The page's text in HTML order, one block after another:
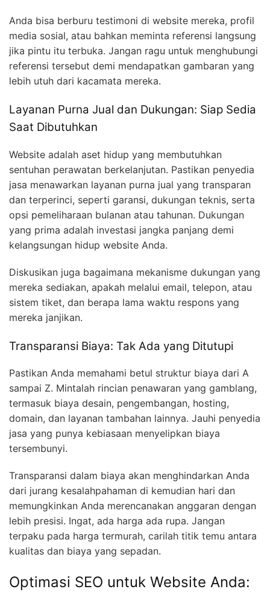
Anda bisa berburu testimoni di website mereka, profil
media sosial, atau bahkan meminta referensi langsung
jika pintu itu terbuka. Jangan ragu untuk menghubungi
referensi tersebut demi mendapatkan gambaran yang
lebih utuh dari kacamata mereka.
Layanan Purna Jual dan Dukungan: Siap Sedia
Saat Dibutuhkan
Website adalah aset hidup yang membutuhkan
sentuhan perawatan berkelanjutan. Pastikan penyedia
jasa menawarkan layanan purna jual yang transparan
dan terperinci, seperti garansi, dukungan teknis, serta
opsi pemeliharaan bulanan atau tahunan. Dukungan
yang prima adalah investasi jangka panjang demi
kelangsungan hidup website Anda.
Diskusikan juga bagaimana mekanisme dukungan yang
mereka sediakan, apakah melalui email, telepon, atau
sistem tiket, dan berapa lama waktu respons yang
mereka janjikan.
Transparansi Biaya: Tak Ada yang Ditutupi
Pastikan Anda memahami betul struktur biaya dari A
sampai Z. Mintalah rincian penawaran yang gamblang,
termasuk biaya desain, pengembangan, hosting,
domain, dan layanan tambahan lainnya. Jauhi penyedia
jasa yang punya kebiasaan menyelipkan biaya
tersembunyi.
Transparansi dalam biaya akan menghindarkan Anda
dari jurang kesalahpahaman di kemudian hari dan
memungkinkan Anda merencanakan anggaran dengan
lebih presisi. Ingat, ada harga ada rupa. Jangan
terpaku pada harga termurah, carilah titik temu antara
kualitas dan biaya yang sepadan.
Optimasi SEO untuk Website Anda: